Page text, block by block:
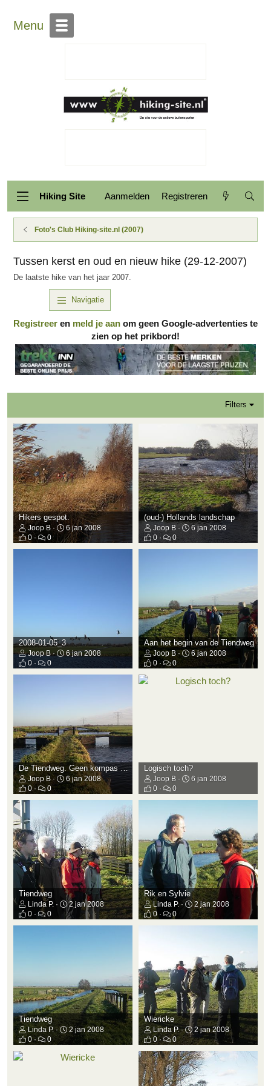
Menu
Contact
Hiking Site Aanmelden Registreren
Foto's Club Hiking-site.nl (2007)
Tussen kerst en oud en nieuw hike (29-12-2007)
De laatste hike van het jaar 2007.
Navigatie
Registreer en meld je aan om geen Google-advertenties te
zien op het prikbord!
Filters
Hikers gespot.
Joop B
6 jan 2008
0
0
(oud-) Hollands landschap
Joop B
6 jan 2008
0
0
2008-01-05_3
Joop B
6 jan 2008
0
0
Aan het begin van de Tiendweg
Joop B
6 jan 2008
0
0
De Tiendweg. Geen kompas nodig.
Joop B
6 jan 2008
0
0
Logisch toch?
Joop B
6 jan 2008
0
0
Tiendweg
Linda P.
2 jan 2008
0
0
Rik en Sylvie
Linda P.
2 jan 2008
0
0
Tiendweg
Linda P.
2 jan 2008
0
0
Wiericke
Linda P.
2 jan 2008
0
0